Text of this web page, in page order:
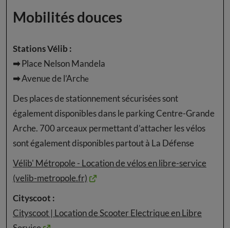
Mobilités douces
Stations Vélib :
➡Place Nelson Mandela
➡Avenue de l’Arche
Des places de stationnement sécurisées sont
également disponibles dans le parking Centre-Grande
Arche. 700 arceaux permettant d’attacher les vélos
sont également disponibles partout à La Défense
Vélib' Métropole - Location de vélos en libre-service
(velib-metropole.fr)
Cityscoot :
Cityscoot | Location de Scooter Electrique en Libre